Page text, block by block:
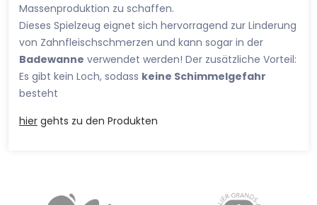
Massenproduktion zu schaffen.
Dieses Spielzeug eignet sich hervorragend zur Linderung
von Zahnfleischschmerzen und kann sogar in der
Badewanne verwendet werden! Der zusätzliche Vorteil:
Es gibt kein Loch, sodass keine Schimmelgefahr
besteht
hier gehts zu den Produkten